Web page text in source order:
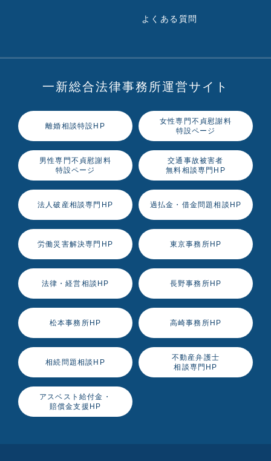
よくある質問
一新総合法律事務所運営サイト
離婚相談特設HP
女性専門不貞慰謝料
特設ページ
男性専門不貞慰謝料
特設ページ
交通事故被害者
無料相談専門HP
法人破産相談専門HP 過払金・借金問題相談HP
労働災害解決専門HP 東京事務所HP
法律・経営相談HP 長野事務所HP
松本事務所HP 高崎事務所HP
相続問題相談HP
不動産弁護士
相談専門HP
アスベスト給付金・
賠償金支援HP